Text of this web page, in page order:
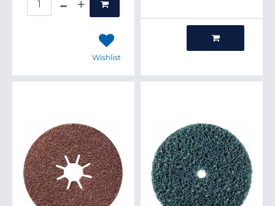
Wishlist